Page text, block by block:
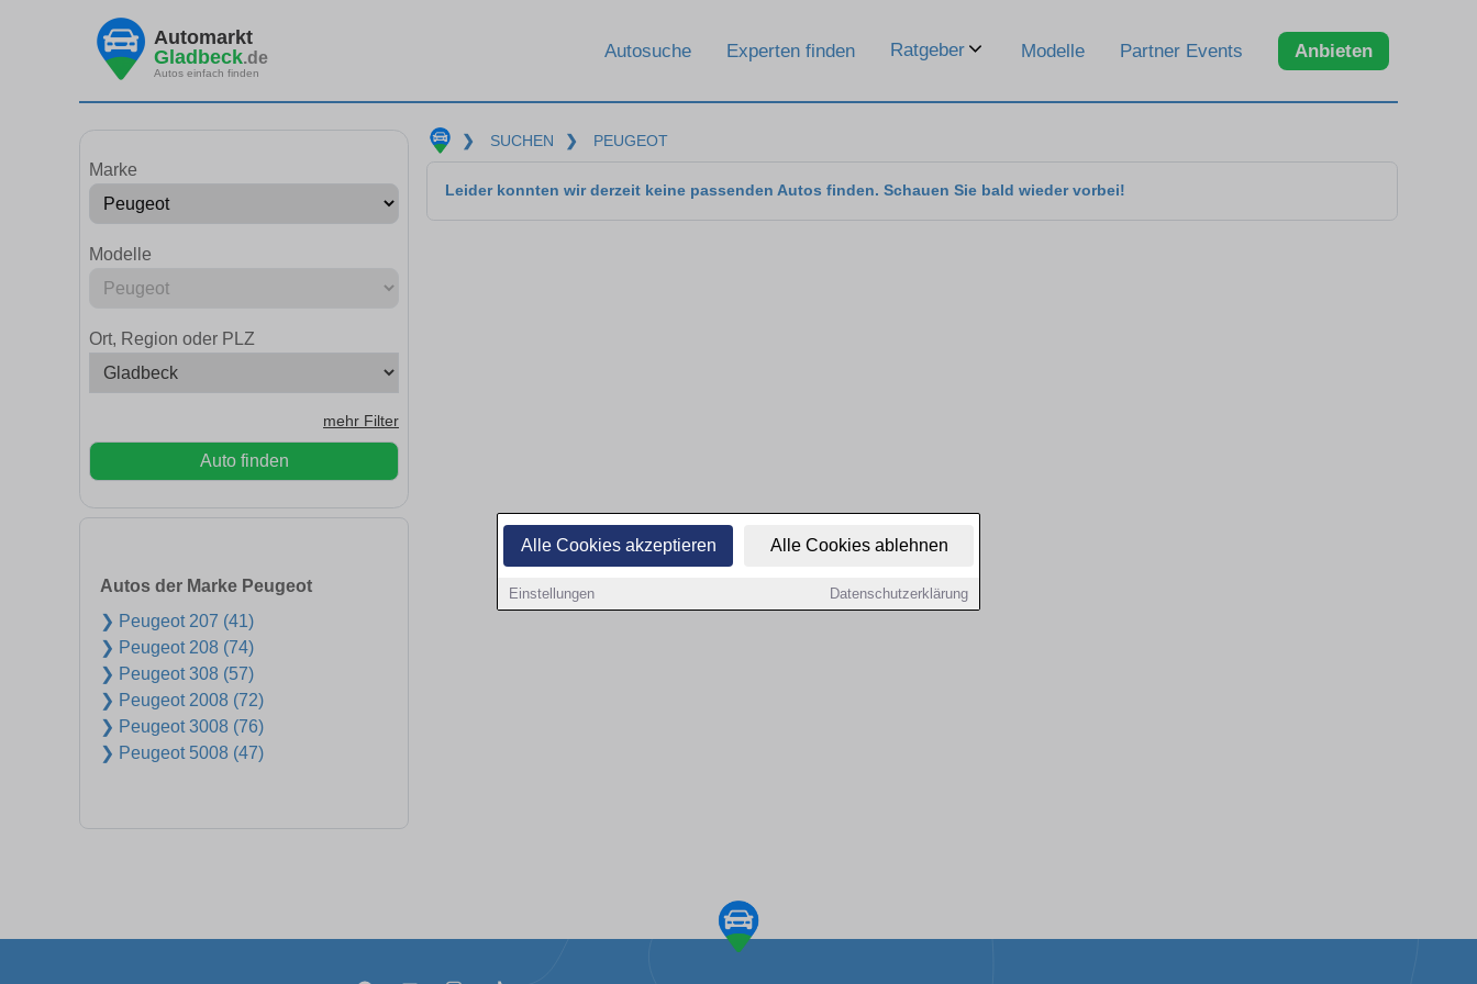
Alle Cookies akzeptieren Alle Cookies ablehnen
Einstellungen Datenschutzerklärung
Automarkt
Gladbeck.de
Autos einfach finden
Autosuche Experten finden Ratgeber Modelle Partner Events Anbieten
Marke
Modelle
Ort, Region oder PLZ
mehr Filter
Auto finden
Autos der Marke Peugeot
❯ Peugeot 207 (41)
❯ Peugeot 208 (74)
❯ Peugeot 308 (57)
❯ Peugeot 2008 (72)
❯ Peugeot 3008 (76)
❯ Peugeot 5008 (47)
❯ SUCHEN ❯ PEUGEOT
Leider konnten wir derzeit keine passenden Autos finden. Schauen Sie bald wieder vorbei!